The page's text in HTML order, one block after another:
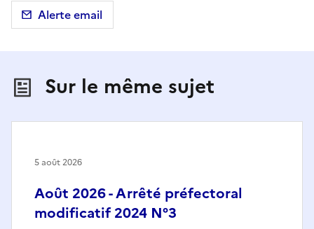
Alerte email
Sur le même sujet
Août 2026 - Arrêté préfectoral
modificatif 2024 N°3
5 août 2026